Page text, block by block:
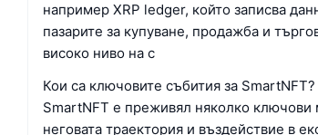
например XRP ledger, който записва
пазарите за купуване, продажба и
високо ниво на с
Кои са ключовите събития за SmartNFT?
SmartNFT е преживял няколко
неговата траектория и въздействие в